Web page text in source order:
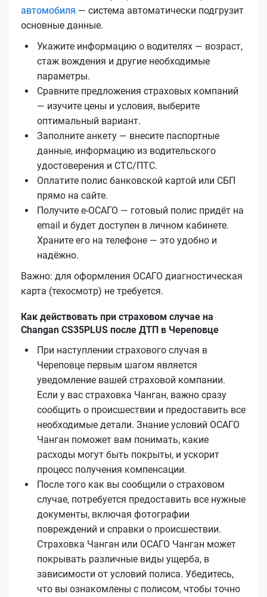
автомобиля — система автоматически подгрузит
основные данные.
Укажите информацию о водителях — возраст,
стаж вождения и другие необходимые
параметры.
Сравните предложения страховых компаний
— изучите цены и условия, выберите
оптимальный вариант.
Заполните анкету — внесите паспортные
данные, информацию из водительского
удостоверения и СТС/ПТС.
Оплатите полис банковской картой или СБП
прямо на сайте.
Получите е‑ОСАГО — готовый полис придёт на
email и будет доступен в личном кабинете.
Храните его на телефоне — это удобно и
надёжно.
Важно: для оформления ОСАГО диагностическая
карта (техосмотр) не требуется.
Как действовать при страховом случае на
Changan CS35PLUS после ДТП в Череповце
При наступлении страхового случая в
Череповце первым шагом является
уведомление вашей страховой компании.
Если у вас страховка Чанган, важно сразу
сообщить о происшествии и предоставить все
необходимые детали. Знание условий ОСАГО
Чанган поможет вам понимать, какие
расходы могут быть покрыты, и ускорит
процесс получения компенсации.
После того как вы сообщили о страховом
случае, потребуется предоставить все нужные
документы, включая фотографии
повреждений и справки о происшествии.
Страховка Чанган или ОСАГО Чанган может
покрывать различные виды ущерба, в
зависимости от условий полиса. Убедитесь,
что вы ознакомлены с полисом, чтобы точно